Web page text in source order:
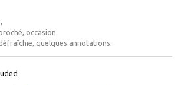
occasion.
quelques annotations.